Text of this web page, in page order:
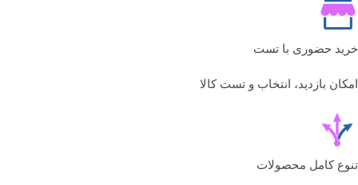
خرید حضوری با تست
امکان بازدید، انتخاب و تست کالا
تنوع کامل محصولات